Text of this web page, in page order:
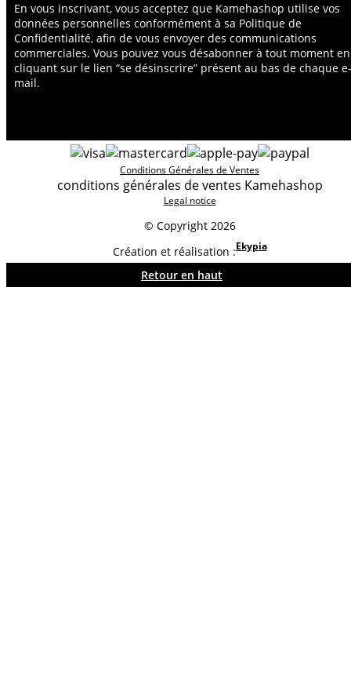
En vous inscrivant, vous acceptez que Kamehashop utilise vos
données personnelles conformément à sa Politique de
Confidentialité, afin de vous envoyer des communications
commerciales. Vous pouvez vous désabonner à tout moment en
cliquant sur le lien “se désinscrire” présent au bas de chaque e-
mail.
© Copyright 2026
Conditions Générales de Ventes
conditions générales de ventes Kamehashop
Legal notice
Création et réalisation :Ekypia
Retour en haut